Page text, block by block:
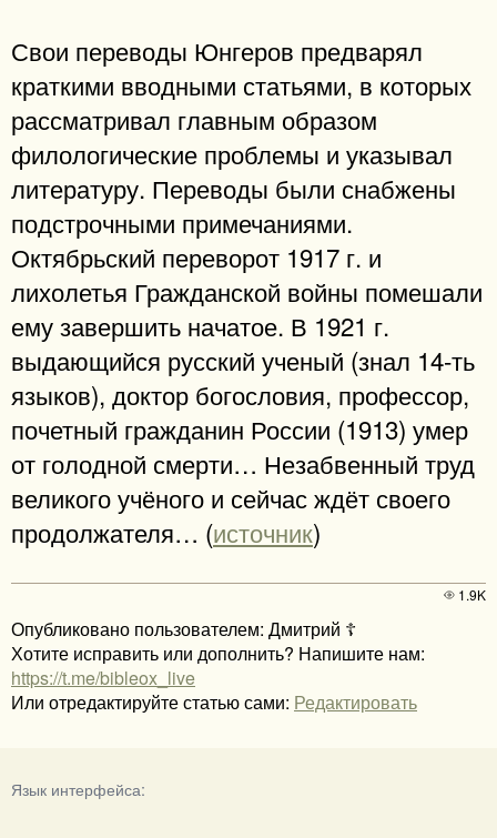
Свои переводы Юнгеров предварял
краткими вводными статьями, в которых
рассматривал главным образом
филологические проблемы и указывал
литературу. Переводы были снабжены
подстрочными примечаниями.
Октябрьский переворот 1917 г. и
лихолетья Гражданской войны помешали
ему завершить начатое. В 1921 г.
выдающийся русский ученый (знал 14-ть
языков), доктор богословия, профессор,
почетный гражданин России (1913) умер
от голодной смерти… Незабвенный труд
великого учёного и сейчас ждёт своего
продолжателя… (источник)
1.9K
Опубликовано пользователем: Дмитрий ☦️
Хотите исправить или дополнить? Напишите нам:
https://t.me/bibleox_live
Или отредактируйте статью сами: Редактировать
Язык интерфейса: